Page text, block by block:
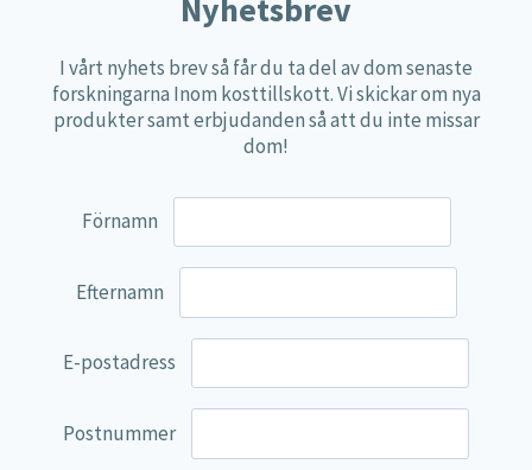
100% Natural
EVP Nutrition
Multi Nutrient
Lamberts
Svenska Örtmedicinska Institutet
Kenkou Selfcare
Nyhetsbrev
I vårt nyhets brev så får du ta del av dom senaste
forskningarna Inom kosttillskott. Vi skickar om nya
produkter samt erbjudanden så att du inte missar
dom!
Förnamn
Efternamn
E-postadress
Postnummer